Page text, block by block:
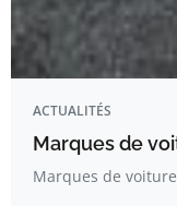
ACTUALITÉS
Marques de
Marques de